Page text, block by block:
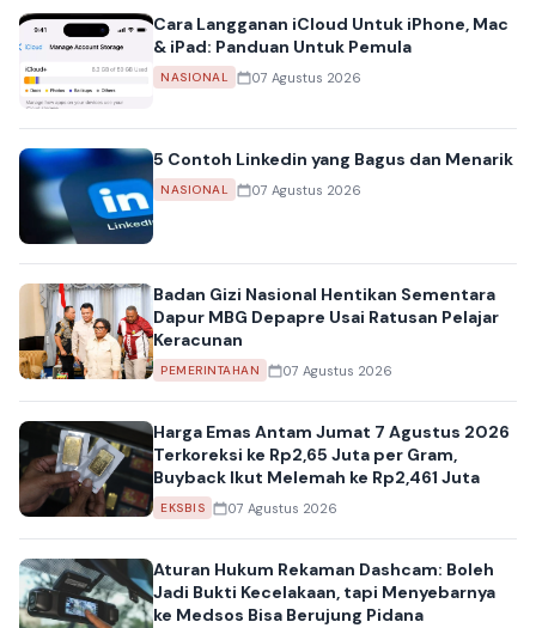
Cara Langganan iCloud Untuk iPhone, Mac
& iPad: Panduan Untuk Pemula
NASIONAL 07 Agustus 2026
5 Contoh Linkedin yang Bagus dan Menarik
NASIONAL 07 Agustus 2026
Badan Gizi Nasional Hentikan Sementara
Dapur MBG Depapre Usai Ratusan Pelajar
Keracunan
PEMERINTAHAN 07 Agustus 2026
Harga Emas Antam Jumat 7 Agustus 2026
Terkoreksi ke Rp2,65 Juta per Gram,
Buyback Ikut Melemah ke Rp2,461 Juta
EKSBIS 07 Agustus 2026
Aturan Hukum Rekaman Dashcam: Boleh
Jadi Bukti Kecelakaan, tapi Menyebarnya
ke Medsos Bisa Berujung Pidana